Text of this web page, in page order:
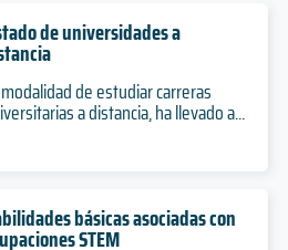
de universidades a
de estudiar carreras
a distancia, ha llevado a...
básicas asociadas con
STEM